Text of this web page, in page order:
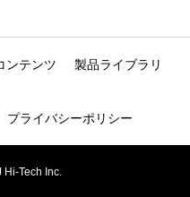
ンテンツ 製品ライブラリ
プライバシーポリシー
Tech Inc.